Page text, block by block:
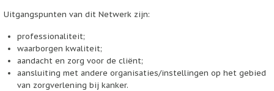
Uitgangspunten van dit Netwerk zijn:
professionaliteit;
waarborgen kwaliteit;
aandacht en zorg voor de cliënt;
aansluiting met andere organisaties/instellingen op het gebied
van zorgverlening bij kanker.